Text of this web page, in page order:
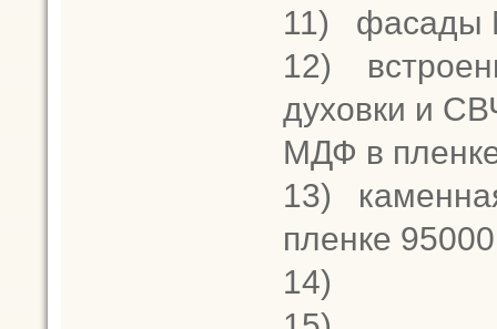
11)
фасады
12)
духовки и
МДФ в
13)
пленке
14)